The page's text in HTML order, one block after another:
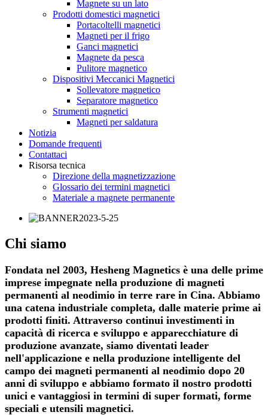
Magnete su un lato
Prodotti domestici magnetici
Portacoltelli magnetici
Magneti per il frigo
Ganci magnetici
Magnete da pesca
Pulitore magnetico
Dispositivi Meccanici Magnetici
Sollevatore magnetico
Separatore magnetico
Strumenti magnetici
Magneti per saldatura
Notizia
Domande frequenti
Contattaci
Risorsa tecnica
Direzione della magnetizzazione
Glossario dei termini magnetici
Materiale a magnete permanente
Chi siamo
Fondata nel 2003, Hesheng Magnetics è una delle prime
imprese impegnate nella produzione di magneti
permanenti al neodimio in terre rare in Cina. Abbiamo
una catena industriale completa, dalle materie prime ai
prodotti finiti. Attraverso continui investimenti in
capacità di ricerca e sviluppo e apparecchiature di
produzione avanzate, siamo diventati leader
nell'applicazione e nella produzione intelligente del
campo dei magneti permanenti al neodimio dopo 20
anni di sviluppo e abbiamo formato il nostro prodotti
unici e vantaggiosi in termini di super formati, forme
speciali e utensili magnetici.